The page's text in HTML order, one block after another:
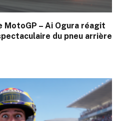
MotoGP – Ai Ogura réagit
du pneu arrière